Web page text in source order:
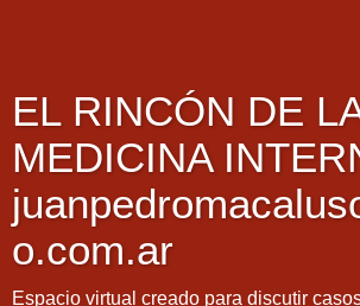
EL RINCÓN DE
MEDICINA
o.com.ar
Espacio virtual creado para discutir